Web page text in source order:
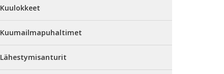
Kuulokkeet
Kuumailmapuhaltimet
Lähestymisanturit